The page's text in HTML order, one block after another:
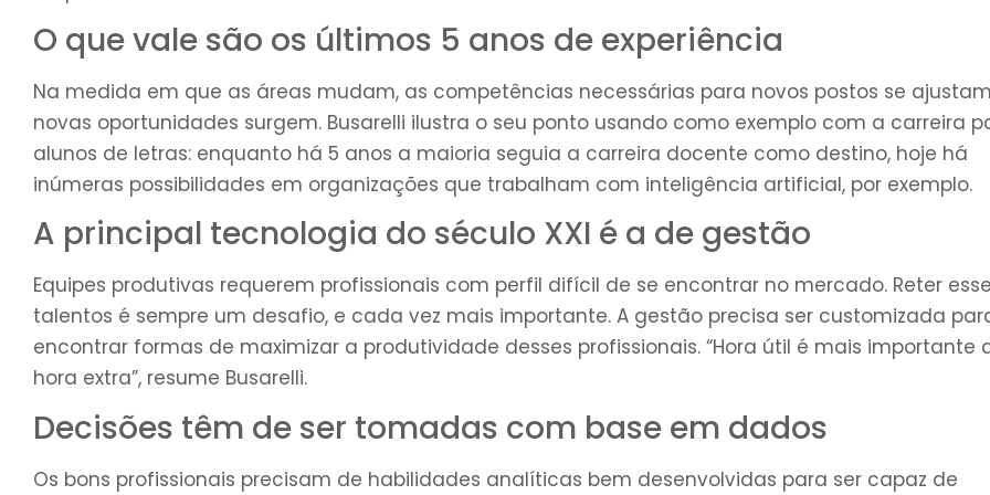
O que vale são os últimos 5 anos de experiência
Na medida em que as áreas mudam, as competências necessárias para novos postos se
novas oportunidades surgem. Busarelli ilustra o seu ponto usando como exemplo com a carreira
alunos de letras: enquanto há 5 anos a maioria seguia a carreira docente como destino, hoje há
inúmeras possibilidades em organizações que trabalham com inteligência artificial, por exemplo.
A principal tecnologia do século XXI é a de gestão
Equipes produtivas requerem profissionais com perfil difícil de se encontrar no mercado. Reter
talentos é sempre um desafio, e cada vez mais importante. A gestão precisa ser customizada
encontrar formas de maximizar a produtividade desses profissionais. “Hora útil é mais importante
hora extra”, resume Busarelli.
Decisões têm de ser tomadas com base em dados
Os bons profissionais precisam de habilidades analíticas bem desenvolvidas para ser capaz de